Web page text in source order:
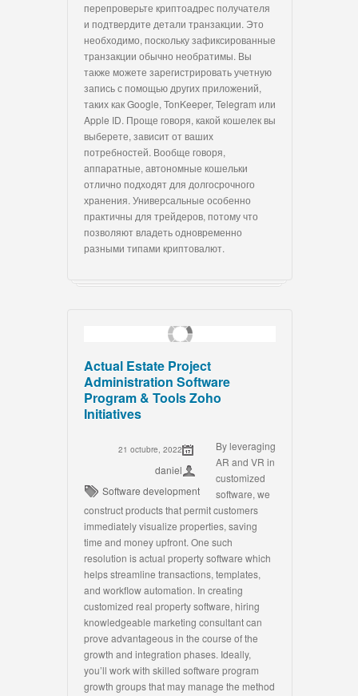
перепроверьте криптоадрес получателя
и подтвердите детали транзакции. Это
необходимо, поскольку зафиксированные
транзакции обычно необратимы. Вы
также можете зарегистрировать учетную
запись с помощью других приложений,
таких как Google, TonKeeper, Telegram или
Apple ID. Проще говоря, какой кошелек вы
выберете, зависит от ваших
потребностей. Вообще говоря,
аппаратные, автономные кошельки
отлично подходят для долгосрочного
хранения. Универсальные особенно
практичны для трейдеров, потому что
позволяют владеть одновременно
разными типами криптовалют.
Actual Estate Project
Administration Software
Program & Tools Zoho
Initiatives
21 octubre, 2022
daniel
Software development
By leveraging
AR and VR in
customized
software, we
construct products that permit customers
immediately visualize properties, saving
time and money upfront. One such
resolution is actual property software which
helps streamline transactions, templates,
and workflow automation. In creating
customized real property software, hiring
knowledgeable marketing consultant can
prove advantageous in the course of the
growth and integration phases. Ideally,
you’ll work with skilled software program
growth groups that may manage the method